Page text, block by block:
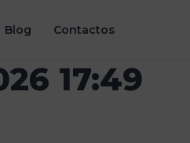
Blog Contactos
17:49